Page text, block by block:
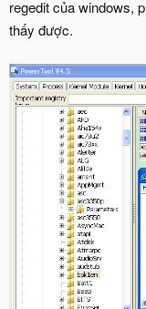
regedit của windows,
thấy được.